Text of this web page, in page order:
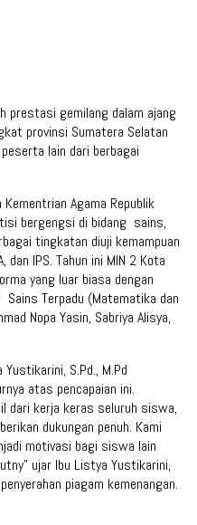
prestasi gemilang dalam ajang
provinsi Sumatera Selatan
lain dari berbagai
Agama Republik
bergengsi di bidang sains,
tingkatan diuji kemampuan
dan IPS. Tahun ini MIN 2 Kota
yang luar biasa dengan
Terpadu (Matematika dan
Nopa Yasin, Sabriya Alisya,
S.Pd., M.Pd
atas pencapaian ini.
dari kerja keras seluruh siswa,
dukungan penuh. Kami
motivasi bagi siswa lain
ujar Ibu Listya Yustikarini,
piagam kemenangan.